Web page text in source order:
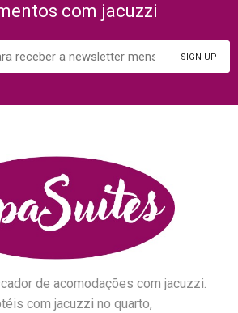
com jacuzzi
de acomodações com jacuzzi.
com jacuzzi no quarto,